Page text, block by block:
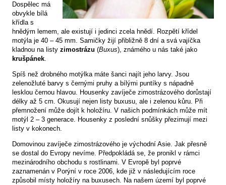
Dospělec má
obvykle bílá
křídla s
hnědým lemem, ale existují i jedinci zcela hnědí. Rozpětí křídel
motýla je 40 – 45 mm. Samičky žijí přibližně 8 dní a svá vajíčka
kladnou na listy zimostrázu (Buxus), známého u nás také jako
krušpánek.
Spíš než drobného motýlka máte šanci najít jeho larvy. Jsou
zelenožluté barvy s černými pruhy a bílými puntíky s nápadně
lesklou černou hlavou. Housenky zavíječe zimostrázového dorůstají
délky až 5 cm. Okusují nejen listy buxusu, ale i zelenou kůru. Při
přemnožení může dojít k holožíru. V našich podmínkách může mít
motýl 2 – 3 generace. Housenky z poslední snůšky přezimují mezi
listy v kokonech.
Domovinou zavíječe zimostrázového je východní Asie. Jak přesně
se dostal do Evropy nevíme. Předpokládá se, že pronikl v rámci
mezinárodního obchodu s rostlinami. V Evropě byl poprvé
zaznamenán v Porýní v roce 2006, kde již v následujícím roce
způsobil místy holožíry na buxusech. Na našem území byl poprvé